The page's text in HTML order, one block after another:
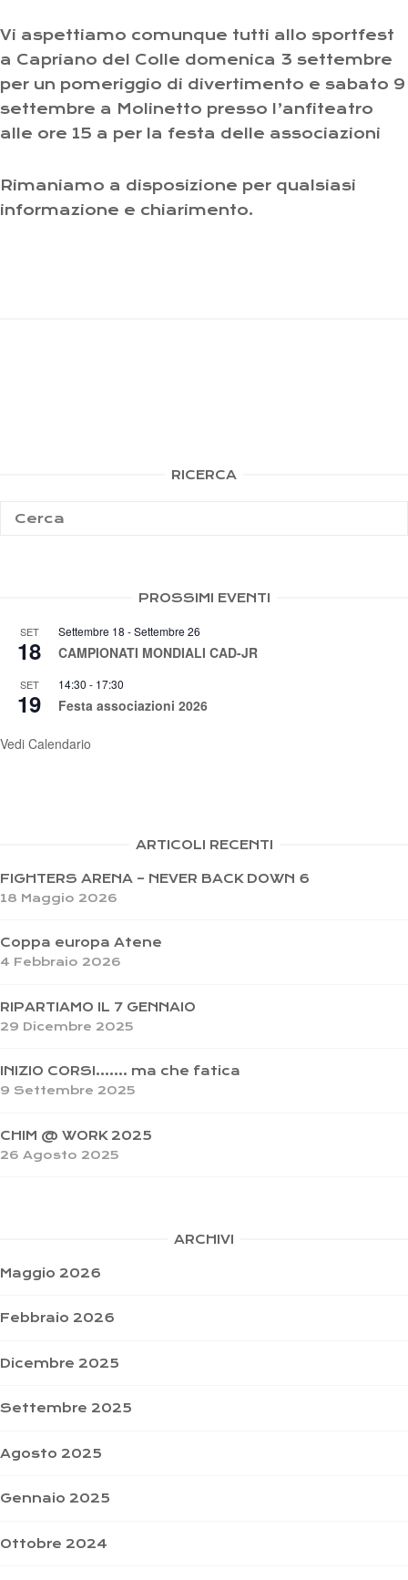
Vi aspettiamo comunque tutti allo sportfest
a Capriano del Colle domenica 3 settembre
per un pomeriggio di divertimento e sabato 9
settembre a Molinetto presso l’anfiteatro
alle ore 15 a per la festa delle associazioni
Rimaniamo a disposizione per qualsiasi
informazione e chiarimento.
RICERCA
PROSSIMI EVENTI
SET
18
Settembre 18 -Settembre 26
CAMPIONATI MONDIALI CAD-JR
SET
19
14:30 - 17:30
Festa associazioni 2026
Vedi Calendario
ARTICOLI RECENTI
FIGHTERS ARENA – NEVER BACK DOWN 6
18 Maggio 2026
Coppa europa Atene
4 Febbraio 2026
RIPARTIAMO IL 7 GENNAIO
29 Dicembre 2025
INIZIO CORSI……. ma che fatica
9 Settembre 2025
CHIM @ WORK 2025
26 Agosto 2025
ARCHIVI
Maggio 2026
Febbraio 2026
Dicembre 2025
Settembre 2025
Agosto 2025
Gennaio 2025
Ottobre 2024